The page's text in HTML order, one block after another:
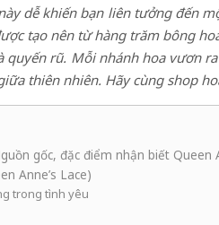
dễ khiến bạn liên tưởng đến
tạo nên từ hàng trăm bông
quyến rũ. Mỗi nhánh hoa vươn
thiên nhiên. Hãy cùng shop
gốc, đặc điểm nhận biết Queen
Anne’s Lace)
trong tình yêu